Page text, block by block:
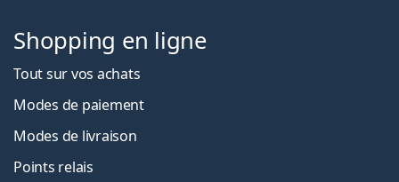
Shopping en ligne
Tout sur vos achats
Modes de paiement
Modes de livraison
Points relais